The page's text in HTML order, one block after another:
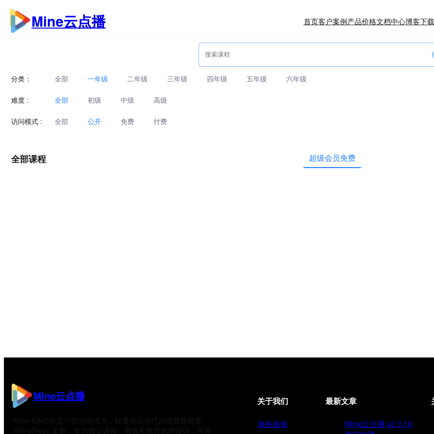
跳
至
内
Mine云点播 首页客户案例产品价格文档中心博客下载
分类： 全部 一年级 二年级 三年级 四年级 五年级 六年级
难度 : 全部 初级 中级 高级
访问模式 : 全部 公开 免费 付费
全部课程 超级会员免费
Mine云点播
Mine EduCN 是一款功能强大、轻量化且现代的免费教育类
WordPress 主题，专为独立讲师、教练和教育机构设计，可帮
关于我们
服务领域
最新文章
Mine云点播 v2.3.10